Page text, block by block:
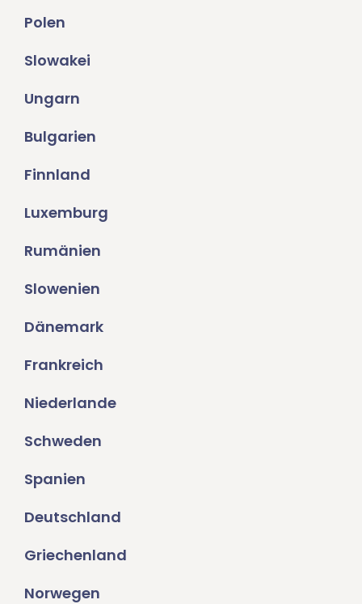
Polen
Slowakei
Ungarn
Bulgarien
Finnland
Luxemburg
Rumänien
Slowenien
Dänemark
Frankreich
Niederlande
Schweden
Spanien
Deutschland
Griechenland
Norwegen